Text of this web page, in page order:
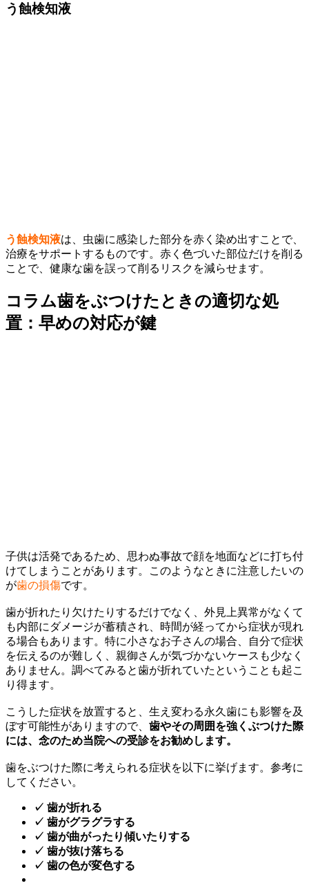
う蝕検知液
う蝕検知液は、虫歯に感染した部分を赤く染め出すことで、
治療をサポートするものです。赤く色づいた部位だけを削る
ことで、健康な歯を誤って削るリスクを減らせます。
コラム歯をぶつけたときの適切な処
置：早めの対応が鍵
子供は活発であるため、思わぬ事故で顔を地面などに打ち付
けてしまうことがあります。このようなときに注意したいの
が歯の損傷です。
歯が折れたり欠けたりするだけでなく、外見上異常がなくて
も内部にダメージが蓄積され、時間が経ってから症状が現れ
る場合もあります。特に小さなお子さんの場合、自分で症状
を伝えるのが難しく、親御さんが気づかないケースも少なく
ありません。調べてみると歯が折れていたということも起こ
り得ます。
こうした症状を放置すると、生え変わる永久歯にも影響を及
ぼす可能性がありますので、 歯やその周囲を強くぶつけた際
には、念のため当院への受診をお勧めします。
歯をぶつけた際に考えられる症状を以下に挙げます。参考に
してください。
✓ 歯が折れる
✓ 歯がグラグラする
✓ 歯が曲がったり傾いたりする
✓ 歯が抜け落ちる
✓ 歯の色が変色する